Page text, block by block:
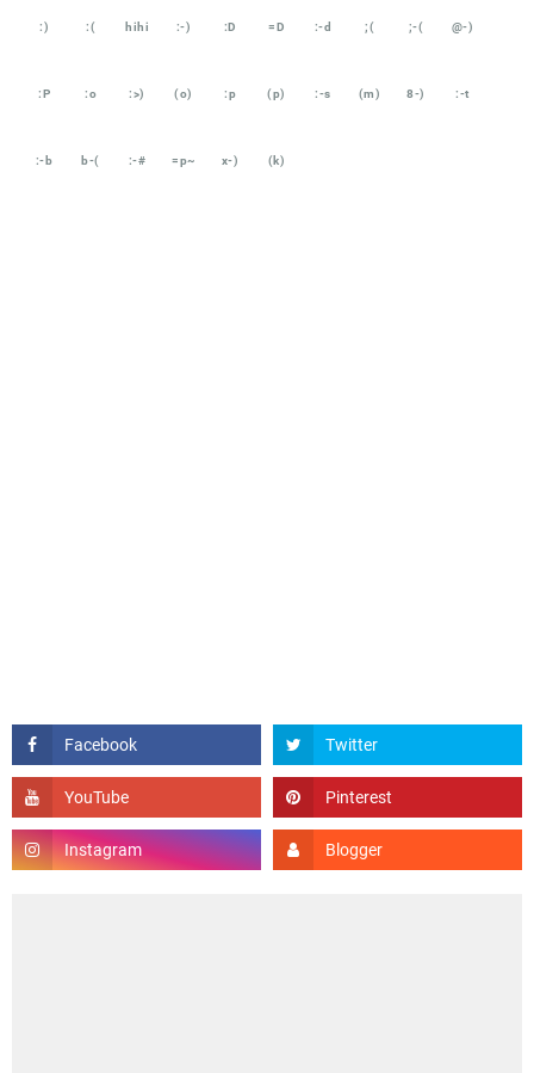
:) :( hihi :-) :D =D :-d ;( ;-( @-)
:P :o :>) (o) :p (p) :-s (m) 8-) :-t
:-b b-( :-# =p~ x-) (k)